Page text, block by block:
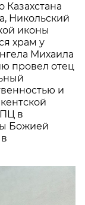
Никольский
иконы
храм у
Михаила
провел отец
и
в
Божией